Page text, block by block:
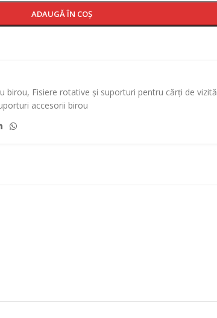
ADAUGĂ ÎN COȘ
birou, Fisiere rotative și suporturi pentru cărți de vizită
accesorii birou